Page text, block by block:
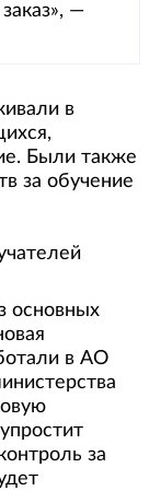
—
в
Были также
за обучение
основных
в АО
за